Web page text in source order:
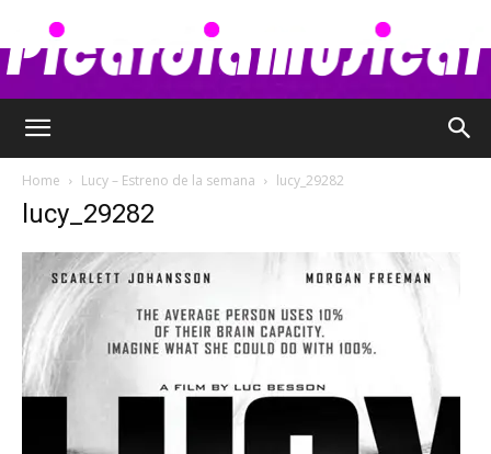
–
Chismes,
Home Lucy – Estreno de la semana lucy_29282
lucy_29282